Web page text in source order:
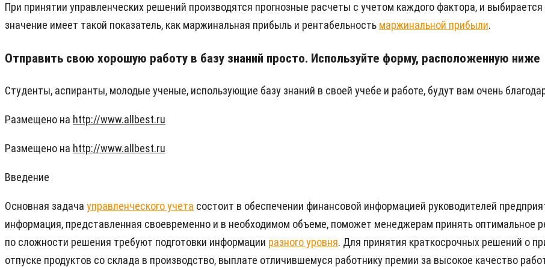
При принятии управленческих решений производятся прогнозные расчеты с учетом каждого фактора, и
значение имеет такой показатель, как маржинальная прибыль и рентабельность маржинальной прибыли.
Отправить свою хорошую работу в базу знаний просто. Используйте форму, расположенную ниже
Студенты, аспиранты, молодые ученые, использующие базу знаний в своей учебе и работе, будут вам очень
Размещено на http://www.allbest.ru
Размещено на http://www.allbest.ru
Введение
Основная задача управленческого учета состоит в обеспечении финансовой информацией руководителей
информация, представленная своевременно и в необходимом объеме, поможет менеджерам принять оптимальное
по сложности решения требуют подготовки информации разного уровня. Для принятия краткосрочных решений о
отпуске продуктов со склада в производство, выплате отличившемуся работнику премии за высокое качество